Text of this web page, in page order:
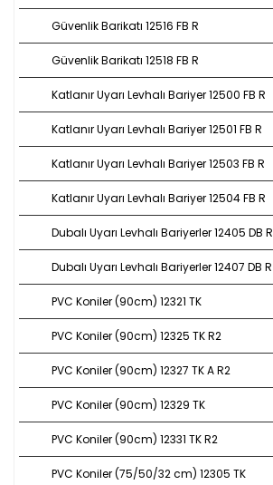
Güvenlik Barikatı 12516 FB R
Güvenlik Barikatı 12518 FB R
Katlanır Uyarı Levhalı Bariyer 12500 FB R
Katlanır Uyarı Levhalı Bariyer 12501 FB R
Katlanır Uyarı Levhalı Bariyer 12503 FB R
Katlanır Uyarı Levhalı Bariyer 12504 FB R
Dubalı Uyarı Levhalı Bariyerler 12405 DB R
Dubalı Uyarı Levhalı Bariyerler 12407 DB R
PVC Koniler (90cm) 12321 TK
PVC Koniler (90cm) 12325 TK R2
PVC Koniler (90cm) 12327 TK A R2
PVC Koniler (90cm) 12329 TK
PVC Koniler (90cm) 12331 TK R2
PVC Koniler (75/50/32 cm) 12305 TK